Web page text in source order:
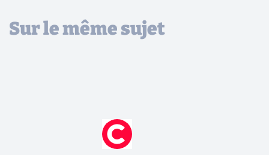
Sur le même sujet